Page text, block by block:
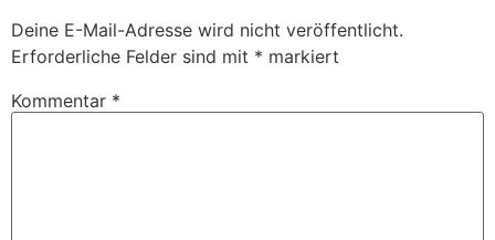
Deine E-Mail-Adresse wird nicht veröffentlicht.
Erforderliche Felder sind mit * markiert
Kommentar *